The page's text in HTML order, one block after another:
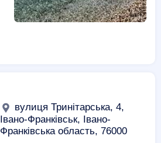
вулиця Тринітарська, 4,
Івано-Франківськ, Івано-
Франківська область, 76000